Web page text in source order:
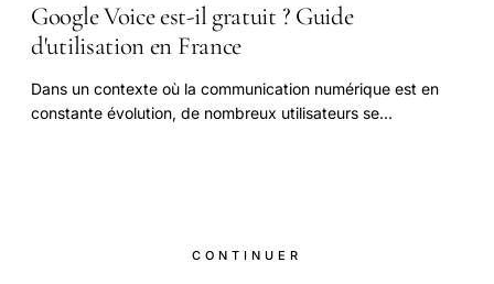
Google Voice est-il gratuit ? Guide
d'utilisation en France
Dans un contexte où la communication numérique est en
constante évolution, de nombreux utilisateurs se
CONTINUER